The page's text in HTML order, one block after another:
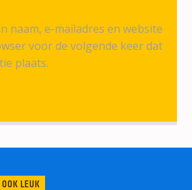
naam, e-mailadres en website
voor de volgende keer dat
plaats.
LEUK